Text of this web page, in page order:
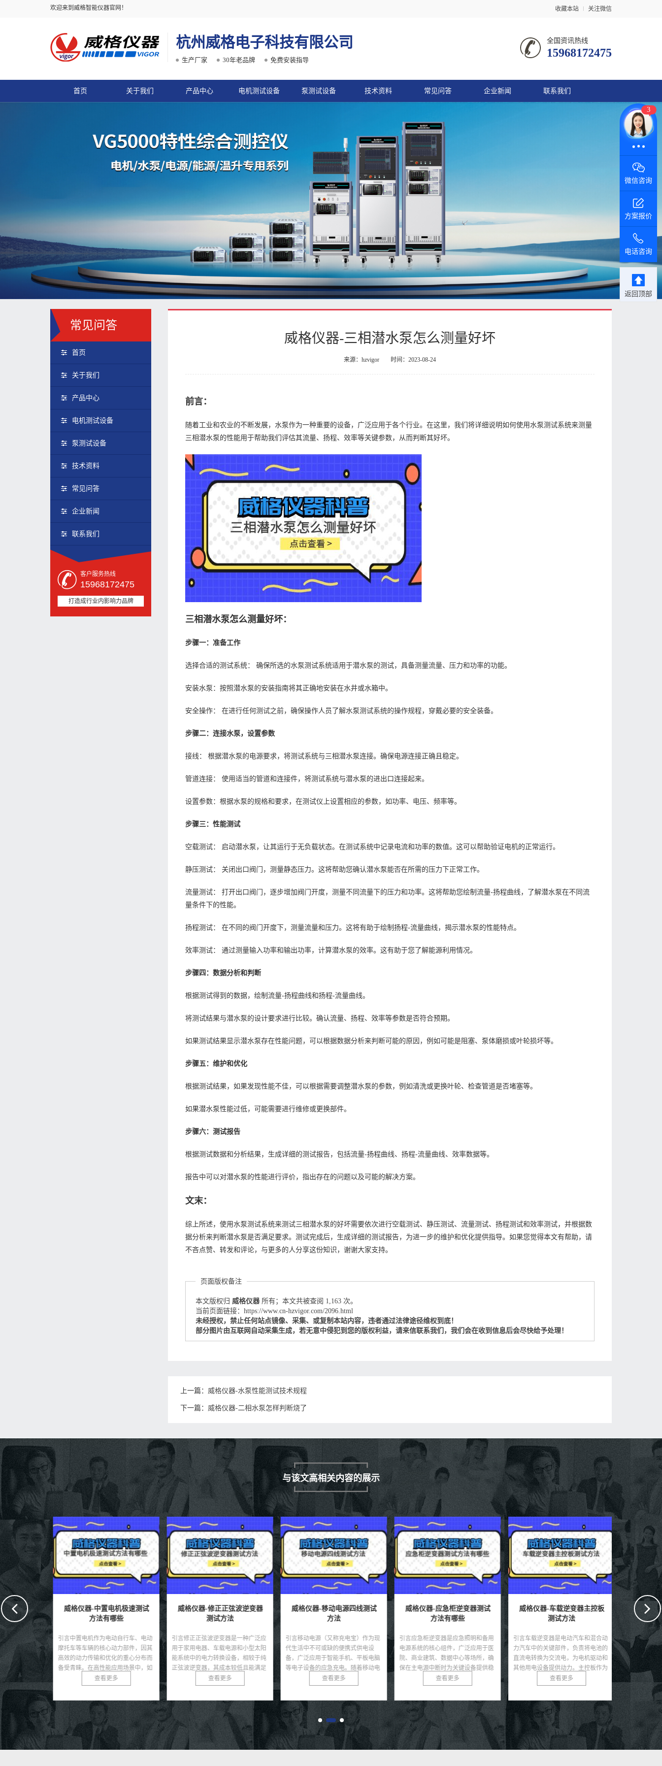
欢迎来到威格智能仪器官网！ 收藏本站 关注微信
杭州威格电子科技有限公司
生产厂家 30年老品牌 免费安装指导
全国资讯热线
15968172475
首页 关于我们 产品中心 电机测试设备 泵测试设备 技术资料 常见问答 企业新闻 联系我们
常见问答
首页
关于我们
产品中心
电机测试设备
泵测试设备
技术资料
常见问答
企业新闻
联系我们
客户服务热线
15968172475
打造成行业内影响力品牌
威格仪器-三相潜水泵怎么测量好坏
来源：hzvigor 时间：2023-08-24
前言：
随着工业和农业的不断发展，水泵作为一种重要的设备，广泛应用于各个行业。在这里，我们将详细说明如何使用水泵测试系统来测量
三相潜水泵的性能用于帮助我们评估其流量、扬程、效率等关键参数，从而判断其好坏。
三相潜水泵怎么测量好坏：
步骤一：准备工作
选择合适的测试系统： 确保所选的水泵测试系统适用于潜水泵的测试，具备测量流量、压力和功率的功能。
安装水泵：按照潜水泵的安装指南将其正确地安装在水井或水箱中。
安全操作： 在进行任何测试之前，确保操作人员了解水泵测试系统的操作规程，穿戴必要的安全装备。
步骤二：连接水泵，设置参数
接线： 根据潜水泵的电源要求，将测试系统与三相潜水泵连接。确保电源连接正确且稳定。
管道连接： 使用适当的管道和连接件，将测试系统与潜水泵的进出口连接起来。
设置参数：根据水泵的规格和要求，在测试仪上设置相应的参数，如功率、电压、频率等。
步骤三：性能测试
空载测试： 启动潜水泵，让其运行于无负载状态。在测试系统中记录电流和功率的数值。这可以帮助验证电机的正常运行。
静压测试： 关闭出口阀门，测量静态压力。这将帮助您确认潜水泵能否在所需的压力下正常工作。
流量测试： 打开出口阀门，逐步增加阀门开度，测量不同流量下的压力和功率。这将帮助您绘制流量-扬程曲线，了解潜水泵在不同流
量条件下的性能。
扬程测试： 在不同的阀门开度下，测量流量和压力。这将有助于绘制扬程-流量曲线，揭示潜水泵的性能特点。
效率测试： 通过测量输入功率和输出功率，计算潜水泵的效率。这有助于您了解能源利用情况。
步骤四：数据分析和判断
根据测试得到的数据，绘制流量-扬程曲线和扬程-流量曲线。
将测试结果与潜水泵的设计要求进行比较。确认流量、扬程、效率等参数是否符合预期。
如果测试结果显示潜水泵存在性能问题，可以根据数据分析来判断可能的原因，例如可能是阻塞、泵体磨损或叶轮损坏等。
步骤五：维护和优化
根据测试结果，如果发现性能不佳，可以根据需要调整潜水泵的参数，例如清洗或更换叶轮、检查管道是否堵塞等。
如果潜水泵性能过低，可能需要进行维修或更换部件。
步骤六：测试报告
根据测试数据和分析结果，生成详细的测试报告，包括流量-扬程曲线、扬程-流量曲线、效率数据等。
报告中可以对潜水泵的性能进行评价，指出存在的问题以及可能的解决方案。
文末：
综上所述，使用水泵测试系统来测试三相潜水泵的好坏需要依次进行空载测试、静压测试、流量测试、扬程测试和效率测试，并根据数
据分析来判断潜水泵是否满足要求。测试完成后，生成详细的测试报告，为进一步的维护和优化提供指导。如果您觉得本文有帮助，请
不吝点赞、转发和评论，与更多的人分享这份知识，谢谢大家支持。
页面版权备注
本文版权归 威格仪器 所有；本文共被查阅 1,163 次。
当前页面链接：https://www.cn-hzvigor.com/2096.html
未经授权，禁止任何站点镜像、采集、或复制本站内容，违者通过法律途径维权到底！
部分图片由互联网自动采集生成，若无意中侵犯到您的版权利益，请来信联系我们，我们会在收到信息后会尽快给予处理！
上一篇： 威格仪器-水泵性能测试技术规程
下一篇： 威格仪器-二相水泵怎样判断烧了
与该文高相关内容的展示
器效率检
发电系统的
件产生的直
威格仪器-中置电机极速测试
方法有哪些
引言中置电机作为电动自行车、电动
摩托车等车辆的核心动力部件，因其
高效的动力传输和优化的重心分布而
备受青睐。在高性能应用场景中，如
竞技电动车或高端电动自...
查看更多
威格仪器-修正正弦波逆变器
测试方法
引言修正正弦波逆变器是一种广泛应
用于家用电器、车载电源和小型太阳
能系统中的电力转换设备，相较于纯
正弦波逆变器，其成本较低且能满足
大部分非敏感负载的需求...
查看更多
威格仪器-移动电源四线测试
方法
引言移动电源（又称充电宝）作为现
代生活中不可或缺的便携式供电设
备，广泛应用于智能手机、平板电脑
等电子设备的应急充电。随着移动电
源市场的快速发展，其质量...
查看更多
威格仪器-应急柜逆变器测试
方法有哪些
引言应急柜逆变器是应急照明和备用
电源系统的核心组件，广泛应用于医
院、商业建筑、数据中心等场所，确
保在主电源中断时为关键设备提供稳
定的交流电。其性能直接...
查看更多
威格仪器-车载逆变器主控板
测试方法
引言车载逆变器是电动汽车和混合动
力汽车中的关键部件，负责将电池的
直流电转换为交流电，为电机驱动和
其他用电设备提供动力。主控板作为
逆变器的核心，集成了控...
查看更多
威格仪器
引言逆变器
设备，广泛应
电、储能系统
效率直接影
能。随着可
3
在线咨询
微信咨询
方案报价
电话咨询
返回顶部